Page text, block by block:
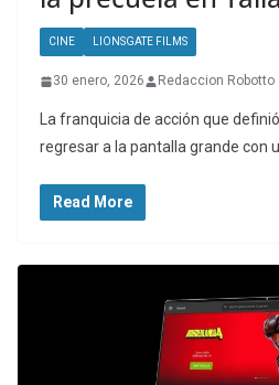
CINE LIONSGATE FILMS
30 enero, 2026 Redaccion Robotto
La franquicia de acción que
regresar a la pantalla grande con
Read More